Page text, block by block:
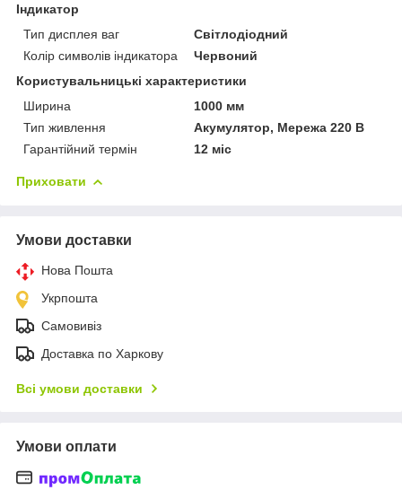
Індикатор
Тип дисплея ваг
Світлодіодний
Колір символів індикатора
Червоний
Користувальницькі характеристики
Ширина
1000 мм
Тип живлення
Акумулятор, Мережа 220 В
Гарантійний термін
12 міс
Приховати
Умови доставки
Нова Пошта
Укрпошта
Самовивіз
Доставка по Харкову
Всі умови доставки
Умови оплати